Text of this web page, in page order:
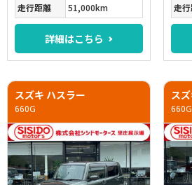
走行距離
51,000km
詳細はこちら
走
スズキ ハスラー
660G
ス
660G